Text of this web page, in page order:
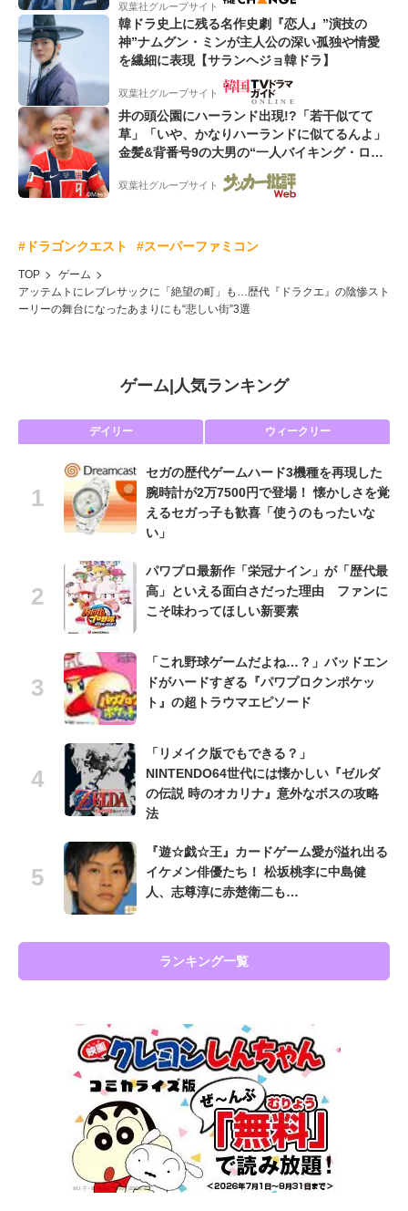
双葉社グループサイト
韓ドラ史上に残る名作史劇『恋人』”演技の
神”ナムグン・ミンが主人公の深い孤独や情愛
を繊細に表現【サランヘジョ韓ドラ】
双葉社グループサイト
井の頭公園にハーランド出現!?「若干似てて
草」「いや、かなりハーランドに似てるんよ」
金髪&背番号9の大男の“一人バイキング・ロ
ー”映像が話題!「元気をもらった」
双葉社グループサイト
#ドラゴンクエスト #スーパーファミコン
TOP
ゲーム
アッテムトにレブレサックに「絶望の町」も…歴代『ドラクエ』の陰惨スト
ーリーの舞台になったあまりにも“悲しい街”3選
ゲーム| 人気ランキング
デイリー ウィークリー
セガの歴代ゲームハード3機種を再現した
腕時計が2万7500円で登場！ 懐かしさを覚
えるセガっ子も歓喜「使うのもったいな
い」
パワプロ最新作「栄冠ナイン」が「歴代最
高」といえる面白さだった理由 ファンに
こそ味わってほしい新要素
「これ野球ゲームだよね…？」バッドエン
ドがハードすぎる『パワプロクンポケッ
ト』の超トラウマエピソード
「リメイク版でもできる？」
NINTENDO64世代には懐かしい『ゼルダ
の伝説 時のオカリナ』意外なボスの攻略
法
『遊☆戯☆王』カードゲーム愛が溢れ出る
イケメン俳優たち！ 松坂桃李に中島健
人、志尊淳に赤楚衛二も…
ランキング一覧